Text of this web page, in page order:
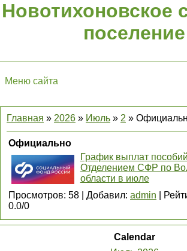
Новотихоновское
поселение
Меню сайта
Главная » 2026 » Июль » 2 »
Официально
График выплат
Отделением СФР по
области в июле
Просмотров: 58 Добавил: admin
0.0/0
Calendar